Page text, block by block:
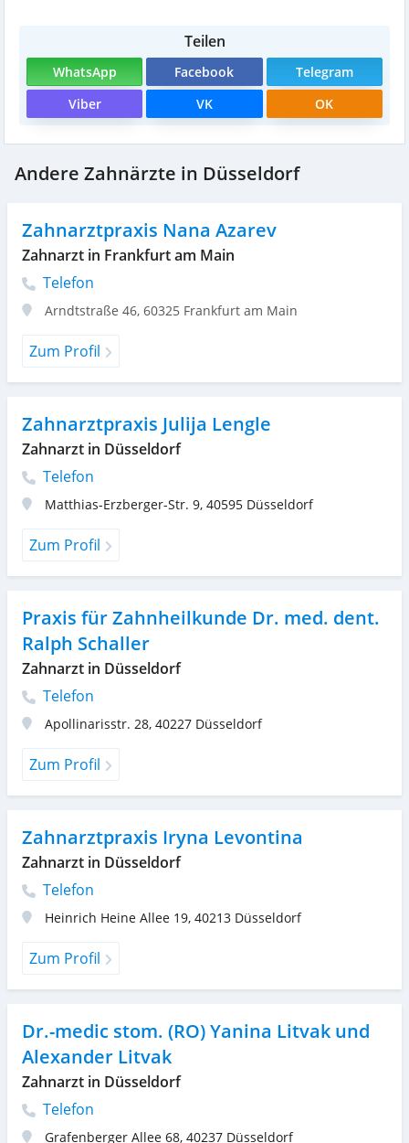
Teilen
WhatsApp Facebook
Telegram
Viber
VK OK
Andere Zahnärzte in Düsseldorf
Zahnarztpraxis Nana Azarev
Zahnarzt in Frankfurt am Main
Telefon
Arndtstraße 46, 60325 Frankfurt am Main
Zum Profil
Zahnarztpraxis Julija Lengle
Zahnarzt in Düsseldorf
Telefon
Matthias-Erzberger-Str. 9, 40595 Düsseldorf
Zum Profil
Praxis für Zahnheilkunde Dr. med. dent.
Ralph Schaller
Zahnarzt in Düsseldorf
Telefon
Apollinarisstr. 28, 40227 Düsseldorf
Zum Profil
Zahnarztpraxis Iryna Levontina
Zahnarzt in Düsseldorf
Telefon
Heinrich Heine Allee 19, 40213 Düsseldorf
Zum Profil
Dr.-medic stom. (RO) Yanina Litvak und
Alexander Litvak
Zahnarzt in Düsseldorf
Telefon
Grafenberger Allee 68, 40237 Düsseldorf